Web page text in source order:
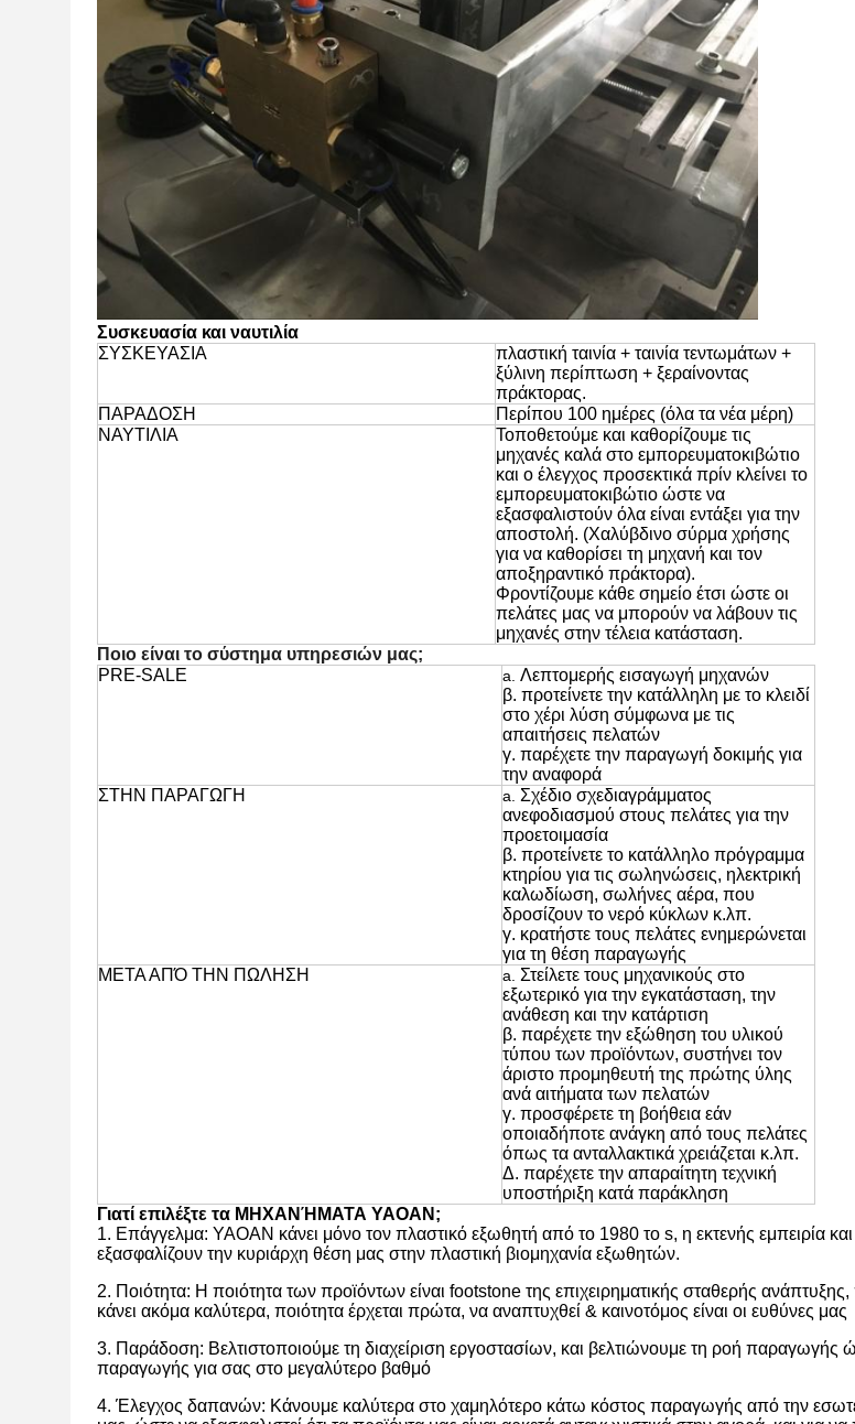
Συσκευασία και ναυτιλία
ΣΥΣΚΕΥΑΣΙΑ
πλαστική ταινία + ταινία τεντωμάτων +
ξύλινη περίπτωση + ξεραίνοντας
πράκτορας.
ΠΑΡΑΔΟΣΗ
Περίπου 100 ημέρες (όλα τα νέα μέρη)
ΝΑΥΤΙΛΙΑ
Τοποθετούμε και καθορίζουμε τις
μηχανές καλά στο εμπορευματοκιβώτιο
και ο έλεγχος προσεκτικά πρίν κλείνει το
εμπορευματοκιβώτιο ώστε να
εξασφαλιστούν όλα είναι εντάξει για την
αποστολή. (Χαλύβδινο σύρμα χρήσης
για να καθορίσει τη μηχανή και τον
αποξηραντικό πράκτορα).
Φροντίζουμε κάθε σημείο έτσι ώστε οι
πελάτες μας να μπορούν να λάβουν τις
μηχανές στην τέλεια κατάσταση.
Ποιο είναι το σύστημα υπηρεσιών μας;
PRE-SALE
a. Λεπτομερής εισαγωγή μηχανών
β. προτείνετε την κατάλληλη με το κλειδί
στο χέρι λύση σύμφωνα με τις
απαιτήσεις πελατών
γ. παρέχετε την παραγωγή δοκιμής για
την αναφορά
ΣΤΗΝ ΠΑΡΑΓΩΓΗ
a. Σχέδιο σχεδιαγράμματος
ανεφοδιασμού στους πελάτες για την
προετοιμασία
β. προτείνετε το κατάλληλο πρόγραμμα
κτηρίου για τις σωληνώσεις, ηλεκτρική
καλωδίωση, σωλήνες αέρα, που
δροσίζουν το νερό κύκλων κ.λπ.
γ. κρατήστε τους πελάτες ενημερώνεται
για τη θέση παραγωγής
ΜΕΤΑ ΑΠΌ ΤΗΝ ΠΩΛΗΣΗ
a. Στείλετε τους μηχανικούς στο
εξωτερικό για την εγκατάσταση, την
ανάθεση και την κατάρτιση
β. παρέχετε την εξώθηση του υλικού
τύπου των προϊόντων, συστήνει τον
άριστο προμηθευτή της πρώτης ύλης
ανά αιτήματα των πελατών
γ. προσφέρετε τη βοήθεια εάν
οποιαδήποτε ανάγκη από τους πελάτες
όπως τα ανταλλακτικά χρειάζεται κ.λπ.
Δ. παρέχετε την απαραίτητη τεχνική
υποστήριξη κατά παράκληση
Γιατί επιλέξτε τα ΜΗΧΑΝΉΜΑΤΑ YAOAN;
1. Επάγγελμα: YAOAN κάνει μόνο τον πλαστικό εξωθητή από το 1980 το s, η εκτενής εμπειρία
εξασφαλίζουν την κυριάρχη θέση μας στην πλαστική βιομηχανία εξωθητών.
2. Ποιότητα: Η ποιότητα των προϊόντων είναι footstone της επιχειρηματικής σταθερής
κάνει ακόμα καλύτερα, ποιότητα έρχεται πρώτα, να αναπτυχθεί & καινοτόμος είναι οι ευθύνες μας
3. Παράδοση: Βελτιστοποιούμε τη διαχείριση εργοστασίων, και βελτιώνουμε τη ροή παραγωγής
παραγωγής για σας στο μεγαλύτερο βαθμό
4. Έλεγχος δαπανών: Κάνουμε καλύτερα στο χαμηλότερο κάτω κόστος παραγωγής από την